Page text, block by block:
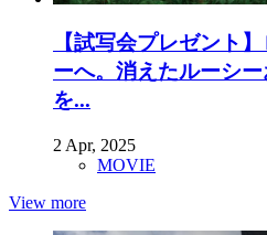
【試写会プレゼント
ーへ。消えたルーシ
を...
2 Apr, 2025
MOVIE
View more